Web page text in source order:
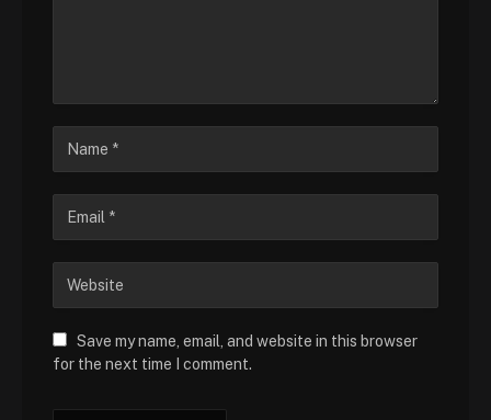
Save my name, email, and website in this browser
for the next time I comment.